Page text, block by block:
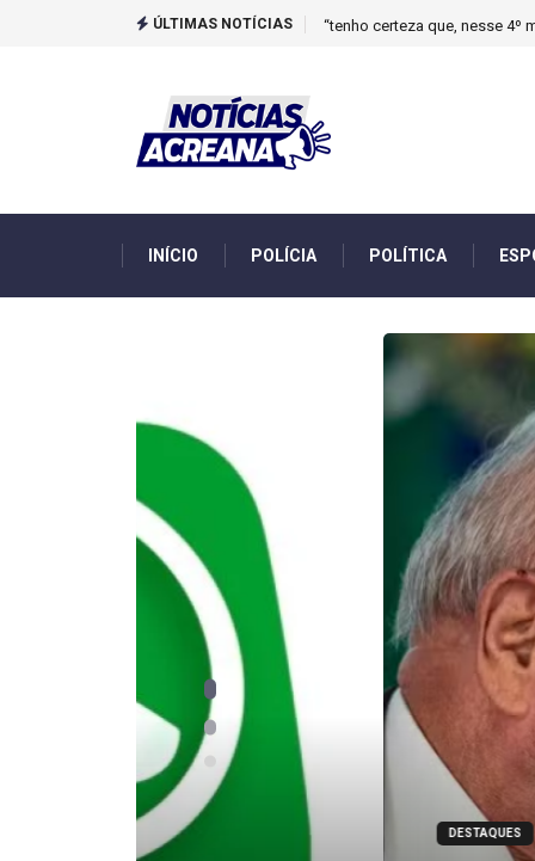
ÚLTIMAS NOTÍCIAS Novo boletim indica El Niño
INÍCIO POLÍCIA POLÍTICA